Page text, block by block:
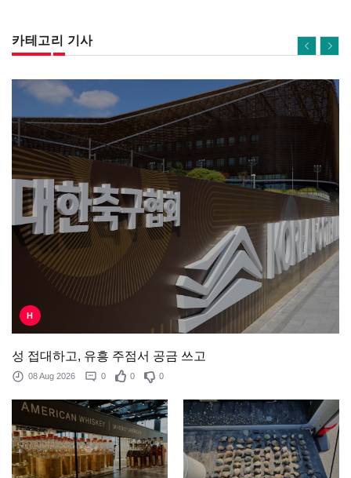
카테고리 기사
H
성 접대하고, 유흥 주점서 공금 쓰고
08 Aug 2026 0 0 0